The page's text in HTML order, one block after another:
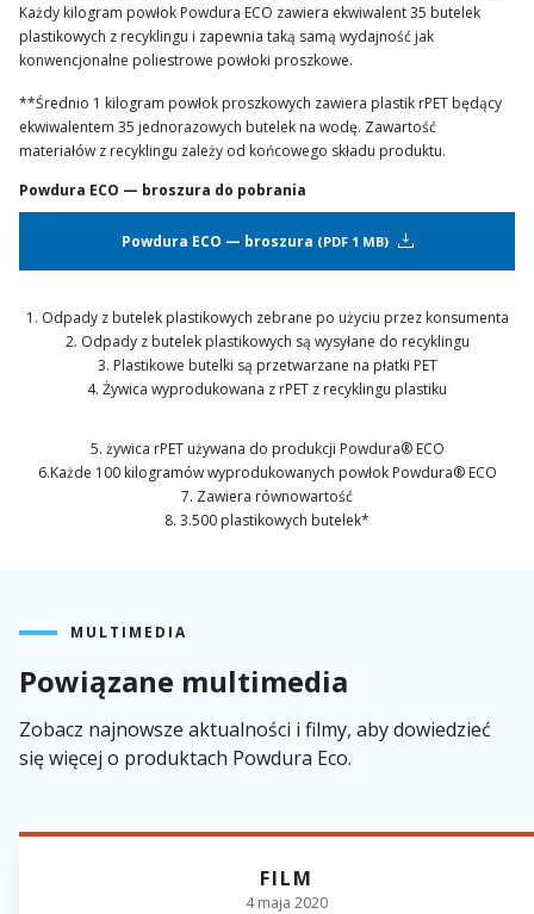
Każdy kilogram powłok Powdura ECO zawiera ekwiwalent 35 butelek
plastikowych z recyklingu i zapewnia taką samą wydajność jak
konwencjonalne poliestrowe powłoki proszkowe.
**Średnio 1 kilogram powłok proszkowych zawiera plastik rPET będący
ekwiwalentem 35 jednorazowych butelek na wodę. Zawartość
materiałów z recyklingu zależy od końcowego składu produktu.
Powdura ECO — broszura do pobrania
Powdura ECO — broszura PDF 1 MB
1. Odpady z butelek plastikowych zebrane po użyciu przez konsumenta
2. Odpady z butelek plastikowych są wysyłane do recyklingu
3. Plastikowe butelki są przetwarzane na płatki PET
4. Żywica wyprodukowana z rPET z recyklingu plastiku
5. żywica rPET używana do produkcji Powdura® ECO
6.Każde 100 kilogramów wyprodukowanych powłok Powdura® ECO
7. Zawiera równowartość
8. 3.500 plastikowych butelek*
MULTIMEDIA
Powiązane multimedia
Zobacz najnowsze aktualności i filmy, aby dowiedzieć
się więcej o produktach Powdura Eco.
FILM
4 maja 2020